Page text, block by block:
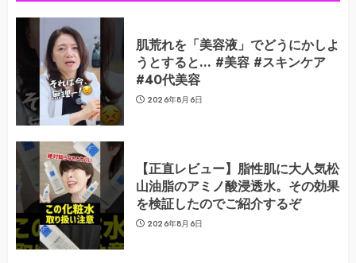
肌荒れを「美容液」でどうにかしよ
うとすると… #美容 #スキンケア
#40代美容
2026年8月6日
【正直レビュー】脂性肌に大人気松
山油脂のアミノ酸浸透水。その効果
を検証したのでご紹介するぞ
2026年8月6日